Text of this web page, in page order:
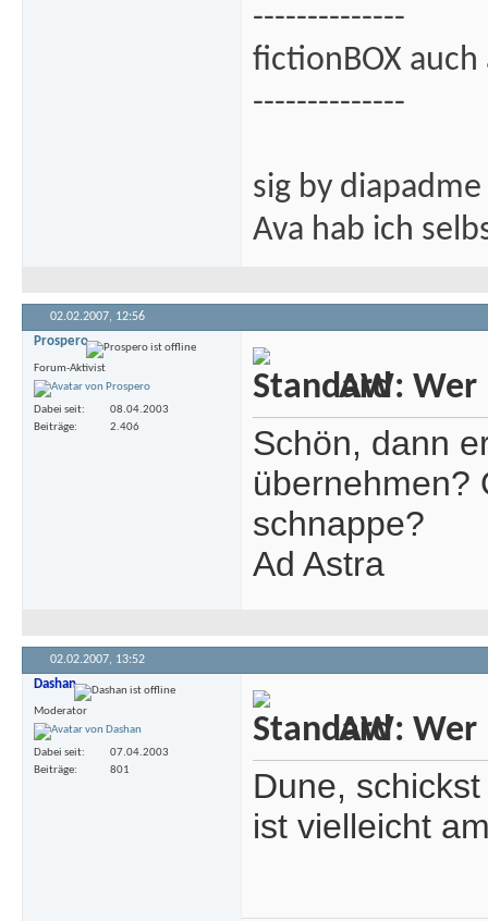
--------------
fictionBOX
--------------
sig by
Ava hab ich
02.02.2007, 12:56
Prospero
Forum-Aktivist
Dabei seit
08.04.2003
Beiträge
2.406
AW: Wer
Schön, dann
übernehmen?
schnappe?
Ad Astra
02.02.2007, 13:52
Dashan
Moderator
Dabei seit
07.04.2003
Beiträge
801
AW: Wer
Dune,
ist vielleicht